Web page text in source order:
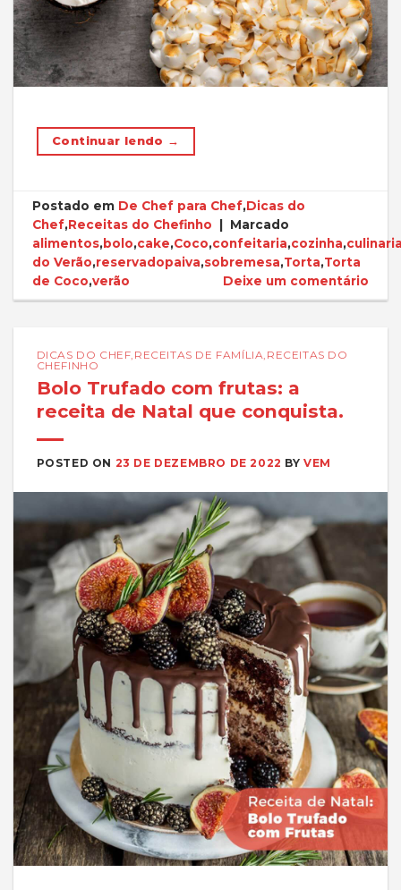
Continuar lendo →
Postado em De Chef para Chef,Dicas do
Chef,Receitas do Chefinho
Marcado
alimentos,bolo,cake,Coco,confeitaria,cozinha,
do Verão,reservadopaiva,sobremesa,Torta,Torta
de Coco,verão Deixe um comentário
DICAS DO CHEF, RECEITAS DE FAMÍLIA, RECEITAS DO
CHEFINHO
Bolo Trufado com frutas: a
receita de Natal que conquista.
POSTED ON 23 DE DEZEMBRO DE 2022 BYVEM